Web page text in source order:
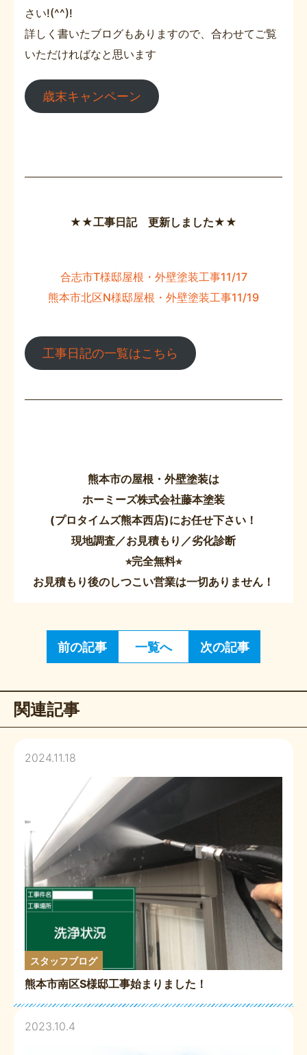
さい!(^^)!
詳しく書いたブログもありますので、合わせてご覧
いただければなと思います
歳末キャンペーン
★★工事日記 更新しました★★
合志市T様邸屋根・外壁塗装工事11/17
熊本市北区N様邸屋根・外壁塗装工事11/19
工事日記の一覧はこちら
熊本市の屋根・外壁塗装は
ホーミーズ株式会社藤本塗装
(プロタイムズ熊本西店)にお任せ下さい！
現地調査／お見積もり／劣化診断
⭐︎完全無料⭐︎
お見積もり後のしつこい営業は一切ありません！
前の記事 一覧へ 次の記事
関連記事
2024.11.18
スタッフブログ
熊本市南区S様邸工事始まりました！
2023.10.4